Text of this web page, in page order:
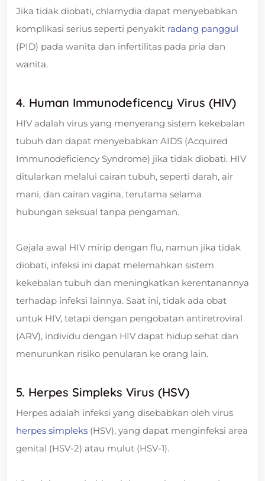
Jika tidak diobati, chlamydia dapat menyebabkan
komplikasi serius seperti penyakit radang panggul
(PID) pada wanita dan infertilitas pada pria dan
wanita.
4. Human Immunodeficency Virus (HIV)
HIV adalah virus yang menyerang sistem kekebalan
tubuh dan dapat menyebabkan AIDS (Acquired
Immunodeficiency Syndrome) jika tidak diobati. HIV
ditularkan melalui cairan tubuh, seperti darah, air
mani, dan cairan vagina, terutama selama
hubungan seksual tanpa pengaman.
Gejala awal HIV mirip dengan flu, namun jika tidak
diobati, infeksi ini dapat melemahkan sistem
kekebalan tubuh dan meningkatkan kerentanannya
terhadap infeksi lainnya. Saat ini, tidak ada obat
untuk HIV, tetapi dengan pengobatan antiretroviral
(ARV), individu dengan HIV dapat hidup sehat dan
menurunkan risiko penularan ke orang lain.
5. Herpes Simpleks Virus (HSV)
Herpes adalah infeksi yang disebabkan oleh virus
herpes simpleks (HSV), yang dapat menginfeksi area
genital (HSV-2) atau mulut (HSV-1).